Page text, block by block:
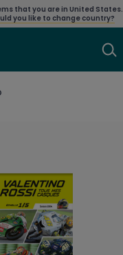
that you are in United States.
you like to change country?